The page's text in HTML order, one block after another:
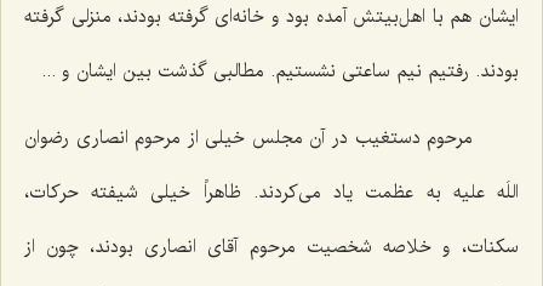
ایشان هم با اهل‌بیتش آمده بود و خانه‌ای گرفته بودند، منزلی گرفته
بودند. رفتیم نیم ساعتی نشستیم. مطالبی گذشت بین ایشان و ...
مرحوم دستغیب در آن مجلس خیلی از مرحوم انصاری رضوان
اللَه علیه به عظمت یاد می‌كردند. ظاهراً خیلی شیفته حركات،
سكنات، و خلاصه شخصیت مرحوم آقای انصاری بودند، چون از